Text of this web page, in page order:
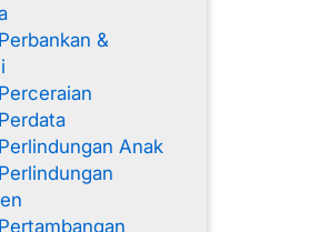
&
Anak